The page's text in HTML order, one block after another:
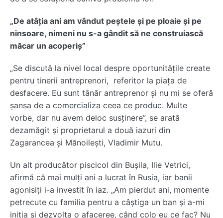
„De atâția ani am vândut peștele și pe ploaie și pe
ninsoare, nimeni nu s-a gândit să ne construiască
măcar un acoperiș”
„Se discută la nivel local despre oportunitățile create
pentru tinerii antreprenori, referitor la piața de
desfacere. Eu sunt tânăr antreprenor și nu mi se oferă
șansa de a comercializa ceea ce produc. Multe
vorbe, dar nu avem deloc susținere”, se arată
dezamăgit și proprietarul a două iazuri din
Zagarancea și Mănoilești, Vladimir Mutu.
Un alt producător piscicol din Bușila, Ilie Vetrici,
afirmă că mai mulți ani a lucrat în Rusia, iar banii
agonisiți i-a investit în iaz. „Am pierdut ani, momente
petrecute cu familia pentru a câștiga un ban și a-mi
iniția și dezvolta o afaceree, când colo eu ce fac? Nu